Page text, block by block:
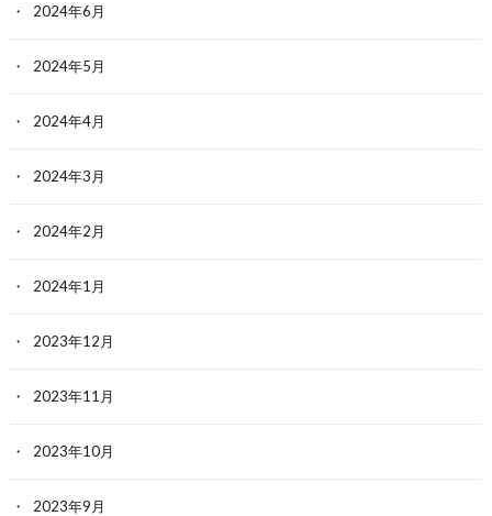
2024年6月
2024年5月
2024年4月
2024年3月
2024年2月
2024年1月
2023年12月
2023年11月
2023年10月
2023年9月